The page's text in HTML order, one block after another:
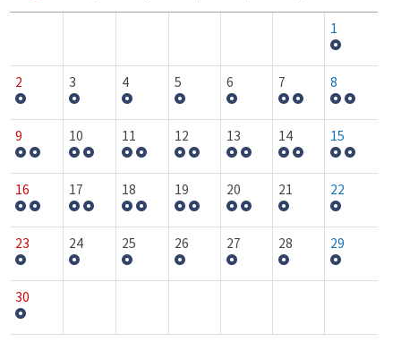
1
2 3 4 5 6 7 8
9 10 11 12 13 14 15
16 17 18 19 20 21 22
23 24 25 26 27 28 29
30